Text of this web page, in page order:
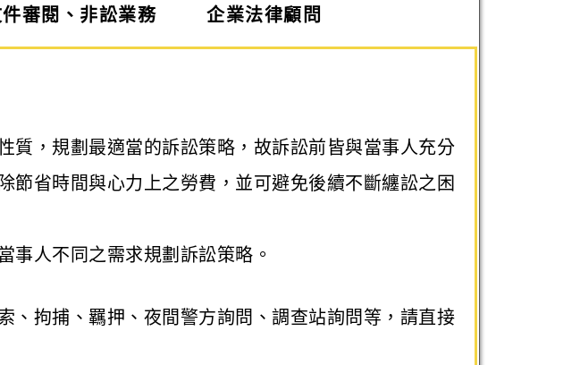
審閱、非訟業務 企業法律顧問
質，規劃最適當的訴訟策略，故訴訟前皆與當事人充分
省時間與心力上之勞費，並可避免後續不斷纏訟之困
事人不同之需求規劃訴訟策略。
、拘捕、羈押、夜間警方詢問、調查站詢問等，請直接